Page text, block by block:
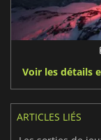
Voir les détails
ARTICLES LIÉS